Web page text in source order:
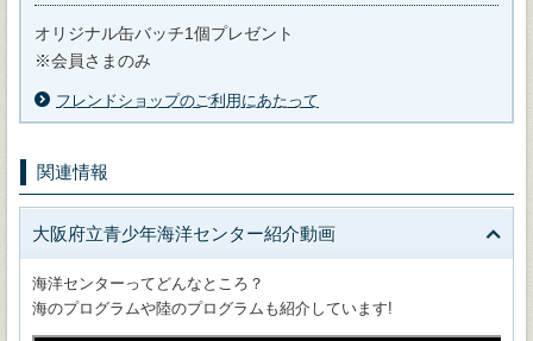
オリジナル缶バッチ1個プレゼント
※会員さまのみ
フレンドショップのご利用にあたって
関連情報
大阪府立青少年海洋センター紹介動画
海洋センターってどんなところ？
海のプログラムや陸のプログラムも紹介しています!